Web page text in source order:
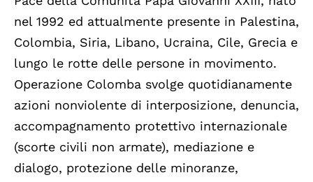
nel 1992 ed attualmente presente in Palestina,
Colombia, Siria, Libano, Ucraina, Cile, Grecia e
lungo le rotte delle persone in movimento.
Operazione Colomba svolge quotidianamente
azioni nonviolente di interposizione, denuncia,
accompagnamento protettivo internazionale
(scorte civili non armate), mediazione e
dialogo, protezione delle minoranze,